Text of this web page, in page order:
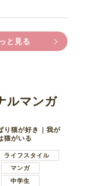
と見る
ルマンガ
り猫が好き｜我が
猫がいる
ライフスタイル
マンガ
中学生